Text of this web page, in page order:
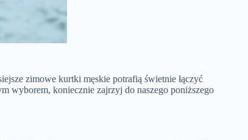
zimowe kurtki męskie potrafią świetnie łączyć
wyborem, koniecznie zajrzyj do naszego poniższego